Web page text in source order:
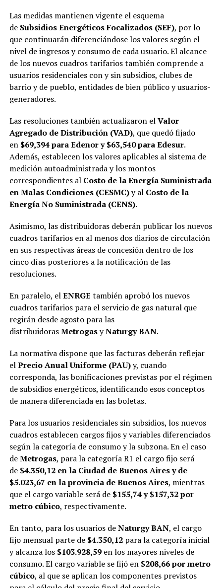
Las medidas mantienen vigente el esquema
de Subsidios Energéticos Focalizados (SEF), por lo
que continuarán diferenciándose los valores según el
nivel de ingresos y consumo de cada usuario. El alcance
de los nuevos cuadros tarifarios también comprende a
usuarios residenciales con y sin subsidios, clubes de
barrio y de pueblo, entidades de bien público y usuarios-
generadores.
Las resoluciones también actualizaron elValor
Agregado de Distribución (VAD), que quedó fijado
en $69,394 para Edenor y $63,540 para Edesur.
Además, establecen los valores aplicables al sistema de
medición autoadministrada y los montos
correspondientes al Costo de la Energía Suministrada
en Malas Condiciones (CESMC)y al Costo de la
Energía No Suministrada (CENS).
Asimismo, las distribuidoras deberán publicar los nuevos
cuadros tarifarios en al menos dos diarios de circulación
en sus respectivas áreas de concesión dentro de los
cinco días posteriores a la notificación de las
resoluciones.
En paralelo, elENRGE también aprobó los nuevos
cuadros tarifarios para el servicio de gas natural que
regirán desde agosto para las
distribuidorasMetrogasyNaturgy BAN.
La normativa dispone que las facturas deberán reflejar
elPrecio Anual Uniforme (PAU)y, cuando
corresponda, las bonificaciones previstas por el régimen
de subsidios energéticos, identificando esos conceptos
de manera diferenciada en las boletas.
Para los usuarios residenciales sin subsidios, los nuevos
cuadros establecen cargos fijos y variables diferenciados
según la categoría de consumo y la subzona. En el caso
deMetrogas, para la categoría R1 el cargo fijo será
de $4.350,12 en la Ciudad de Buenos Aires y de
$5.023,67 en la provincia de Buenos Aires, mientras
que el cargo variable será de $155,74 y $157,32 por
metro cúbico, respectivamente.
En tanto, para los usuarios deNaturgy BAN, el cargo
fijo mensual parte de $4.350,12para la categoría inicial
y alcanza los $103.928,59en los mayores niveles de
consumo. El cargo variable se fijó en $208,66 por metro
cúbico, al que se aplican los componentes previstos